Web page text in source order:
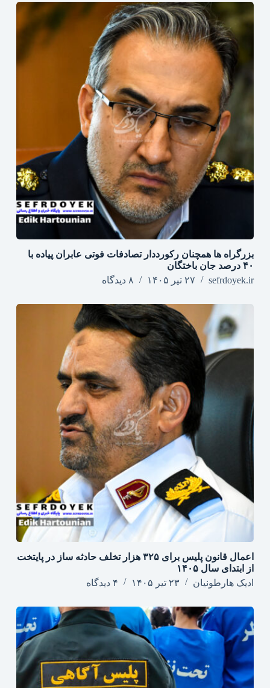
بزرگراه‌ ها همچنان رکورددار تصادفات فوتی عابران پیاده با
۴۰ درصد جان‌ باختگان
sefrdoyek.ir
۲۷ تیر ۱۴۰۵ ۸ دیدگاه
اعمال قانون پلیس برای ۳۲۵ هزار تخلف حادثه ساز در پایتخت
از ابتدای سال ۱۴۰۵
ادیک هارطونیان
۲۳ تیر ۱۴۰۵ ۴ دیدگاه